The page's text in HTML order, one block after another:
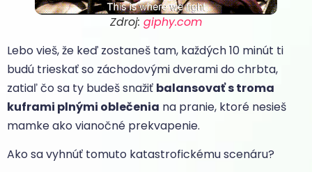
Zdroj: giphy.com
Lebo vieš, že keď zostaneš tam, každých 10 minút ti
budú trieskať so záchodovými dverami do chrbta,
zatiaľ čo sa ty budeš snažiť balansovať s troma
kuframi plnými oblečenia na pranie, ktoré nesieš
mamke ako vianočné prekvapenie.
Ako sa vyhnúť tomuto katastrofickému scenáru?